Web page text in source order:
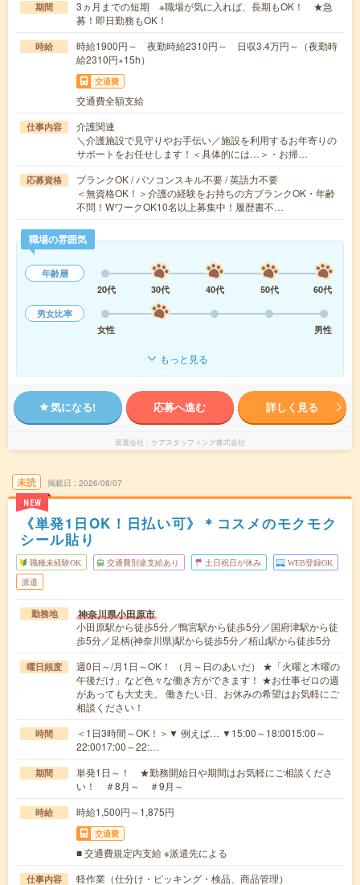
期間
3ヵ月までの短期 ※職場が気に入れば、長期もOK！ ★急
募！即日勤務もOK！
時給
時給1900円～ 夜勤時給2310円～ 日収3.4万円～（夜勤時
給2310円×15h）
交通費
交通費全額支給
仕事内容
介護関連
＼介護施設で見守りやお手伝い／施設を利用するお年寄りの
サポートをお任せします！＜具体的には…＞・お掃…
応募資格
ブランクOK / パソコンスキル不要 / 英語力不要
＜無資格OK！＞介護の経験をお持ちの方ブランクOK・年齢
不問！WワークOK10名以上募集中！履歴書不…
職場の雰囲気
年齢層
20代
30代 40代 50代
60代
男女比率
女性
男性
もっと見る
気になる! 応募へ進む 詳しく見る
派遣会社 ケアスタッフィング株式会社
未読
NEW
掲載日 2026/08/07
《単発1日OK！日払い可》＊コスメのモクモク
シール貼り
職種未経験OK 交通費別途支給あり 土日祝日が休み WEB登録OK
派遣
勤務地 神奈川県小田原市
小田原駅から徒歩5分／鴨宮駅から徒歩5分／国府津駅から徒
歩5分／足柄(神奈川県)駅から徒歩5分／栢山駅から徒歩5分
曜日頻度
週0日～/月1日～OK！ （月～日のあいだ） ★「火曜と木曜の
午後だけ」など色々な働き方ができます！ ★お仕事ゼロの週
があっても大丈夫。 働きたい日、お休みの希望はお気軽にご
相談ください！
時間
＜1日3時間～OK！＞▼ 例えば… ▼15:00～18:0015:00～
22:0017:00～22:…
期間
単発1日～！ ★勤務開始日や期間はお気軽にご相談くださ
い！ ＃8月～ ＃9月～
時給 時給1,500円～1,875円
交通費
■ 交通費規定内支給 ※派遣先による
仕事内容
軽作業（仕分け・ピッキング・検品、商品管理）